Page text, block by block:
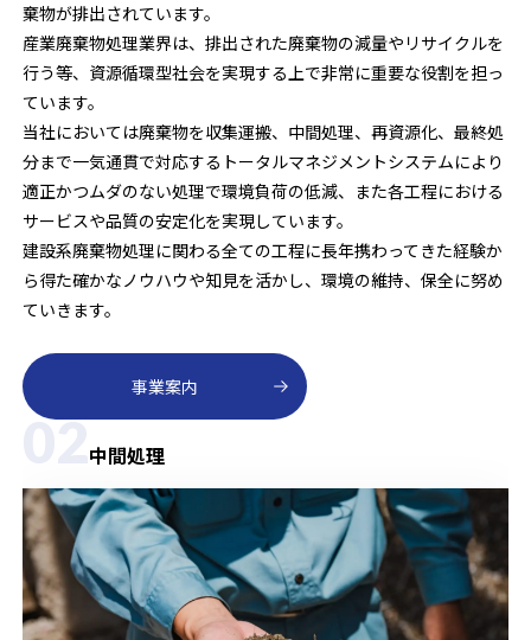
棄物が排出されています。
産業廃棄物処理業界は、排出された廃棄物の減量やリサイクルを
行う等、資源循環型社会を実現する上で非常に重要な役割を担っ
ています。
当社においては廃棄物を収集運搬、中間処理、再資源化、最終処
分まで一気通貫で対応するトータルマネジメントシステムにより
適正かつムダのない処理で環境負荷の低減、また各工程における
サービスや品質の安定化を実現しています。
建設系廃棄物処理に関わる全ての工程に長年携わってきた経験か
ら得た確かなノウハウや知見を活かし、環境の維持、保全に努め
ていきます。
事業案内
02中間処理